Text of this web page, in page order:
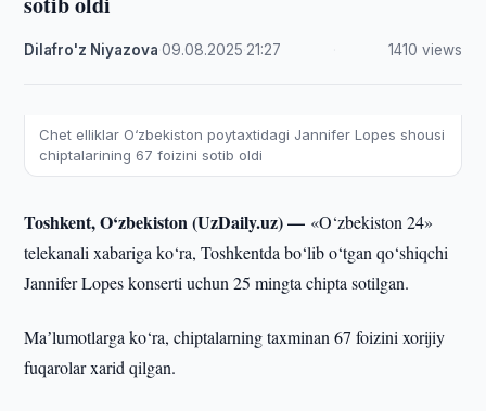
Dilafro'z Niyazova ·09.08.2025 21:27 1410 views
Chet elliklar O‘zbekiston poytaxtidagi Jannifer Lopes shousi
chiptalarining 67 foizini sotib oldi
Toshkent, O‘zbekiston (UzDaily.uz) — «O‘zbekiston 24»
telekanali xabariga ko‘ra, Toshkentda bo‘lib o‘tgan qo‘shiqchi
Jannifer Lopes konserti uchun 25 mingta chipta sotilgan.
Maʼlumotlarga ko‘ra, chiptalarning taxminan 67 foizini xorijiy
fuqarolar xarid qilgan.